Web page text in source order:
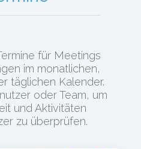
für Meetings
im monatlichen,
täglichen Kalender.
oder Team, um
und Aktivitäten
zu überprüfen.